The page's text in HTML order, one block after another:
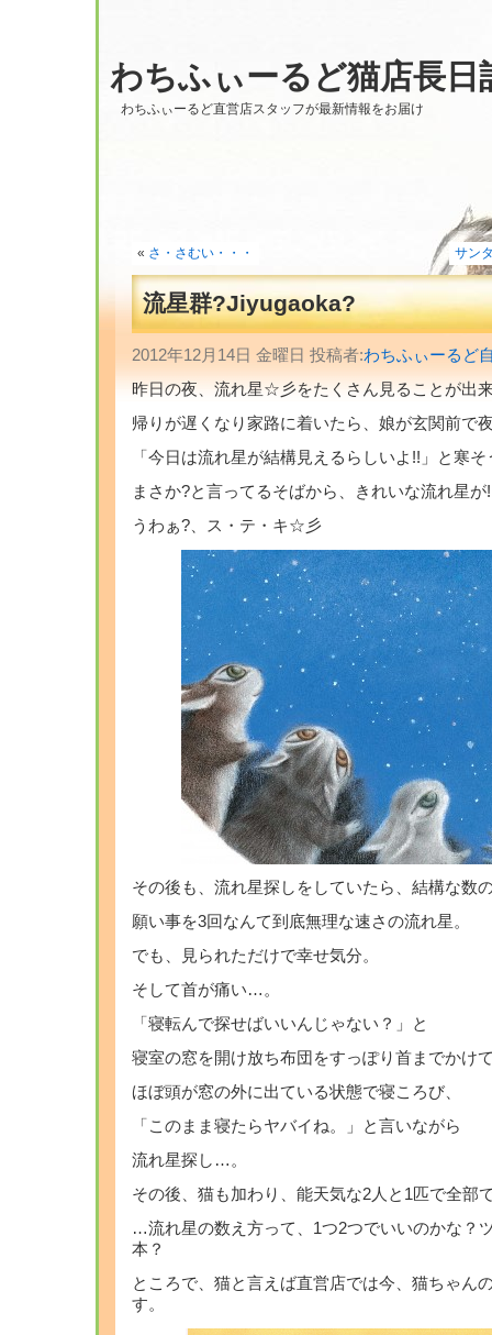
わちふぃーるど猫店長日
わちふぃーるど直営店スタッフが最新情報をお届け
« さ・さむい・・・ サン
流星群?Jiyugaoka?
2012年12月14日 金曜日 投稿者:わちふぃーるど
昨日の夜、流れ星☆彡をたくさん見ることが出
帰りが遅くなり家路に着いたら、娘が玄関前で
「今日は流れ星が結構見えるらしいよ!!」と寒
まさか?と言ってるそばから、きれいな流れ星が
うわぁ?、ス・テ・キ☆彡
その後も、流れ星探しをしていたら、結構な数
願い事を3回なんて到底無理な速さの流れ星。
でも、見られただけで幸せ気分。
そして首が痛い…。
「寝転んで探せばいいんじゃない？」と
寝室の窓を開け放ち布団をすっぽり首までかけ
ほぼ頭が窓の外に出ている状態で寝ころび、
「このまま寝たらヤバイね。」と言いながら
流れ星探し…。
その後、猫も加わり、能天気な2人と1匹で全部
…流れ星の数え方って、1つ2つでいいのかな？
本？
ところで、猫と言えば直営店では今、猫ちゃん
す。